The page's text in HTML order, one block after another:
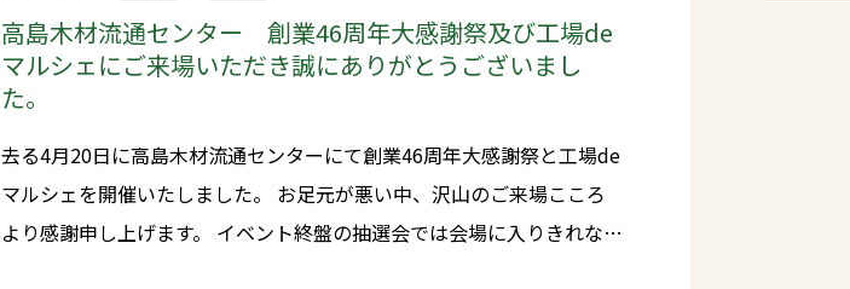
高島木材流通センター 創業46周年大感謝祭及び工場de
マルシェにご来場いただき誠にありがとうございまし
た。
去る4月20日に高島木材流通センターにて創業46周年大感謝祭と工場de
マルシェを開催いたしました。 お足元が悪い中、沢山のご来場こころ
より感謝申し上げます。 イベント終盤の抽選会では会場に入りきれない